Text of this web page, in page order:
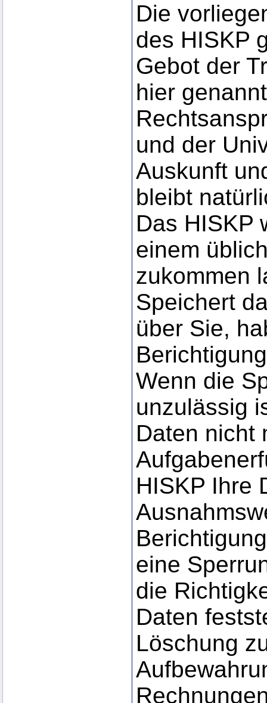
Die
des HISKP
Gebot der
hier
und der
Auskunft
bleibt
Das HISKP
einem
zukommen
Speichert
über Sie,
Wenn die
unzulässig
Daten nicht
HISKP Ihre
eine
die
Daten
Löschung